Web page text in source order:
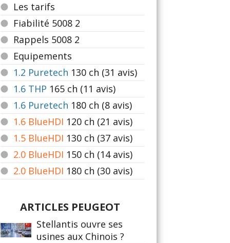
Les tarifs
Fiabilité 5008 2
Rappels 5008 2
Equipements
1.2 Puretech 130 ch (31 avis)
1.6 THP 165 ch (11 avis)
1.6 Puretech 180 ch (8 avis)
1.6 BlueHDI 120 ch (21 avis)
1.5 BlueHDI 130 ch (37 avis)
2.0 BlueHDI 150 ch (14 avis)
2.0 BlueHDI 180 ch (30 avis)
ARTICLES PEUGEOT
Stellantis ouvre ses
usines aux Chinois ?